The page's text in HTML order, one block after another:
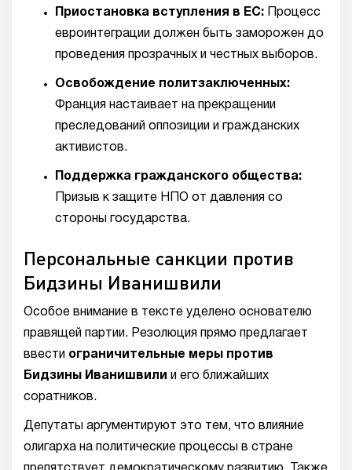
Приостановка вступления в ЕС: Процесс
евроинтеграции должен быть заморожен до
проведения прозрачных и честных выборов.
Освобождение политзаключенных:
Франция настаивает на прекращении
преследований оппозиции и гражданских
активистов.
Поддержка гражданского общества:
Призыв к защите НПО от давления со
стороны государства.
Персональные санкции против
Бидзины Иванишвили
Особое внимание в тексте уделено основателю
правящей партии. Резолюция прямо предлагает
ввести ограничительные меры против
Бидзины Иванишвили
и его ближайших
соратников.
Депутаты аргументируют это тем, что влияние
олигарха на политические процессы в стране